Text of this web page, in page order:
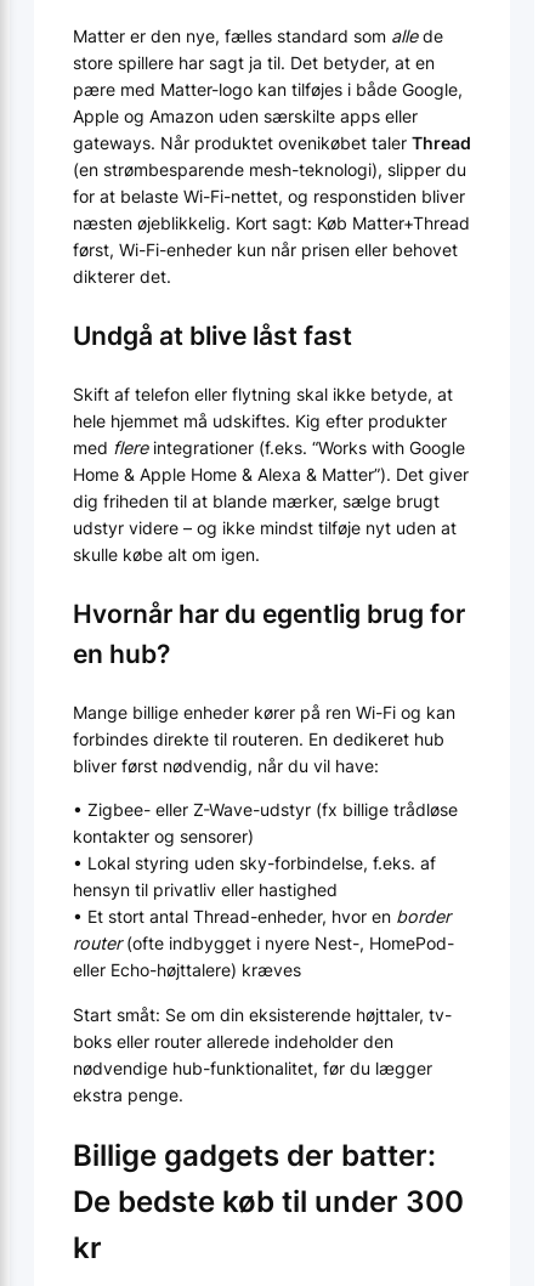
Matter er den nye, fælles standard som allede
store spillere har sagt ja til. Det betyder, at en
pære med Matter-logo kan tilføjes i både Google,
Apple og Amazon uden særskilte apps eller
gateways. Når produktet ovenikøbet taler Thread
(en strømbesparende mesh-teknologi), slipper du
for at belaste Wi-Fi-nettet, og responstiden bliver
næsten øjeblikkelig. Kort sagt: Køb Matter+Thread
først, Wi-Fi-enheder kun når prisen eller behovet
dikterer det.
Undgå at blive låst fast
Skift af telefon eller flytning skal ikke betyde, at
hele hjemmet må udskiftes. Kig efter produkter
med flereintegrationer (f.eks. “Works with Google
Home & Apple Home & Alexa & Matter”). Det giver
dig friheden til at blande mærker, sælge brugt
udstyr videre – og ikke mindst tilføje nyt uden at
skulle købe alt om igen.
Hvornår har du egentlig brug for
en hub?
Mange billige enheder kører på ren Wi-Fi og kan
forbindes direkte til routeren. En dedikeret hub
bliver først nødvendig, når du vil have:
• Zigbee- eller Z-Wave-udstyr (fx billige trådløse
kontakter og sensorer)
• Lokal styring uden sky-forbindelse, f.eks. af
hensyn til privatliv eller hastighed
• Et stort antal Thread-enheder, hvor en border
router(ofte indbygget i nyere Nest-, HomePod-
eller Echo-højttalere) kræves
Start småt: Se om din eksisterende højttaler, tv-
boks eller router allerede indeholder den
nødvendige hub-funktionalitet, før du lægger
ekstra penge.
Billige gadgets der batter:
De bedste køb til under 300
kr